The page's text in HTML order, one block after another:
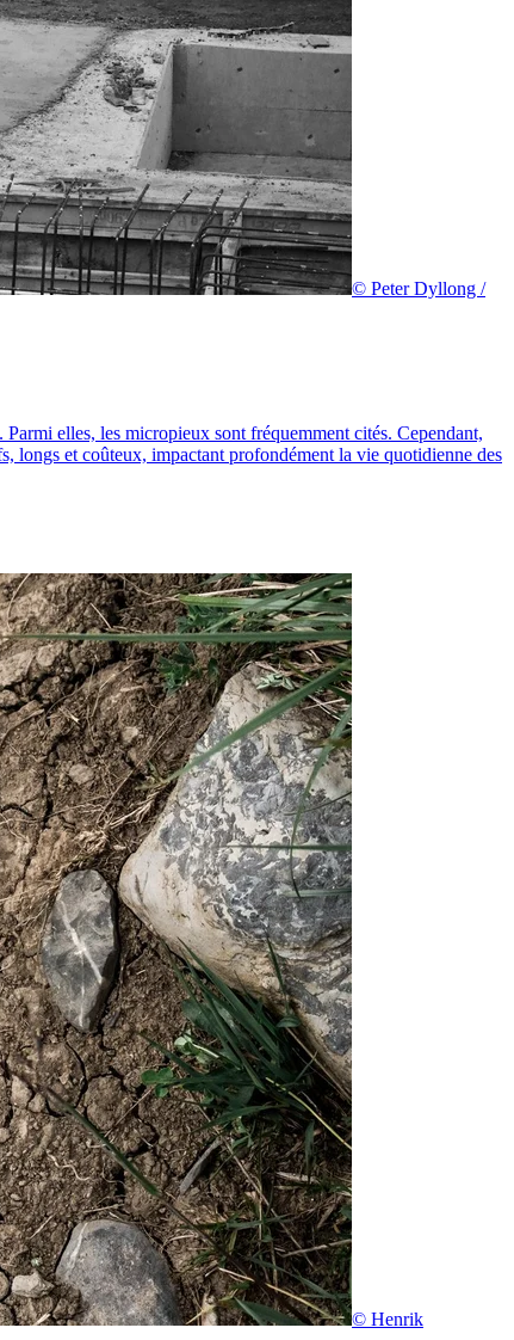
© Peter Dyllong /
elles, les micropieux sont fréquemment cités. Cependant,
longs et coûteux, impactant profondément la vie quotidienne des
© Henrik